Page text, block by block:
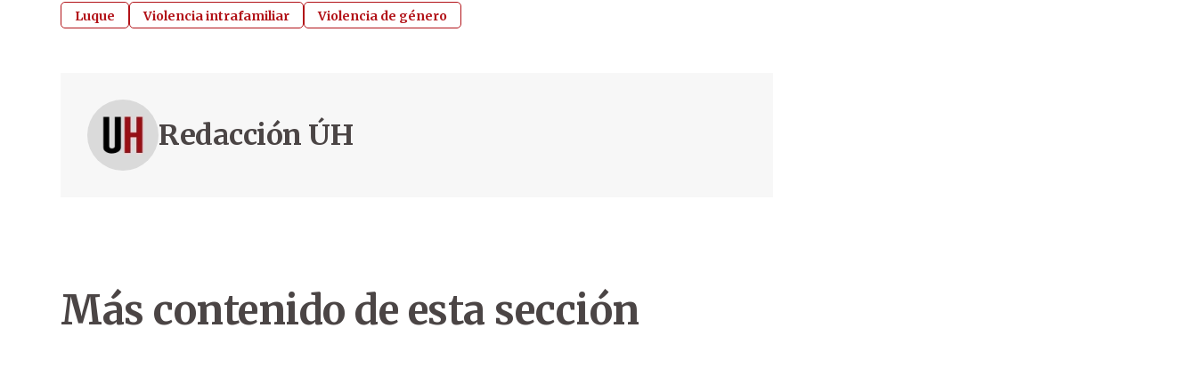
Luque Violencia intrafamiliar Violencia de género
Redacción ÚH
Más contenido de esta sección